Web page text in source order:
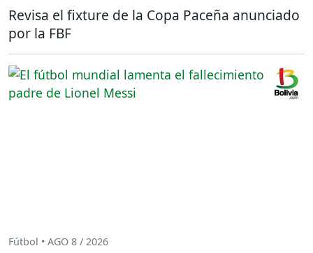
Revisa el fixture de la Copa Paceña anunciado
por la FBF
Fútbol • AGO 8 / 2026